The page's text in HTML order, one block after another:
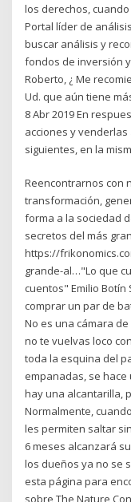
los derechos,
Portal líder de
buscar análisis y
fondos de inversión
Roberto, ¿ Me
Ud. que aún tiene
8 Abr 2019 En
acciones y
siguientes, en la
Reencontrarnos con
transformación,
forma a la sociedad
secretos del más
https://
grande-al…"Lo que
cuentos" Emilio
comprar un par de
No es una cámara
no te vuelvas loco
toda la esquina del
empanadas, se
hay una alcantarilla,
Normalmente,
les permiten saltar
6 meses alcanzará
los dueños ya no se
esta página para
sobre The Nature